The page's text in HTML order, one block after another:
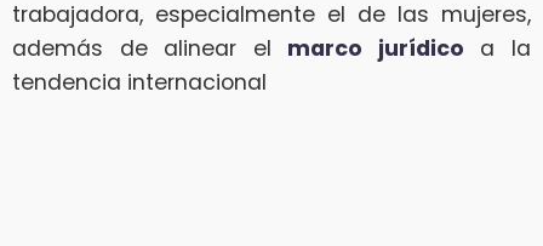
trabajadora, especialmente el de las mujeres,
además de alinear el marco jurídico a la
tendencia internacional